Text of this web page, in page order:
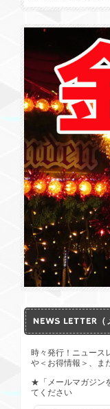
NEWS LETTER（
時々発行！ニュース
や＜お得情報＞、ま
★「メールマガジン
てください